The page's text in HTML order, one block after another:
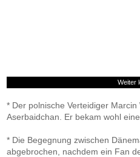
Weiter
* Der polnische Verteidiger
Aserbaidchan. Er bekam wohl
* Die Begegnung zwischen
abgebrochen, nachdem ein Fan